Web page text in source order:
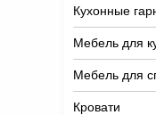
Кухонные
Мебель для
Мебель для
Кровати